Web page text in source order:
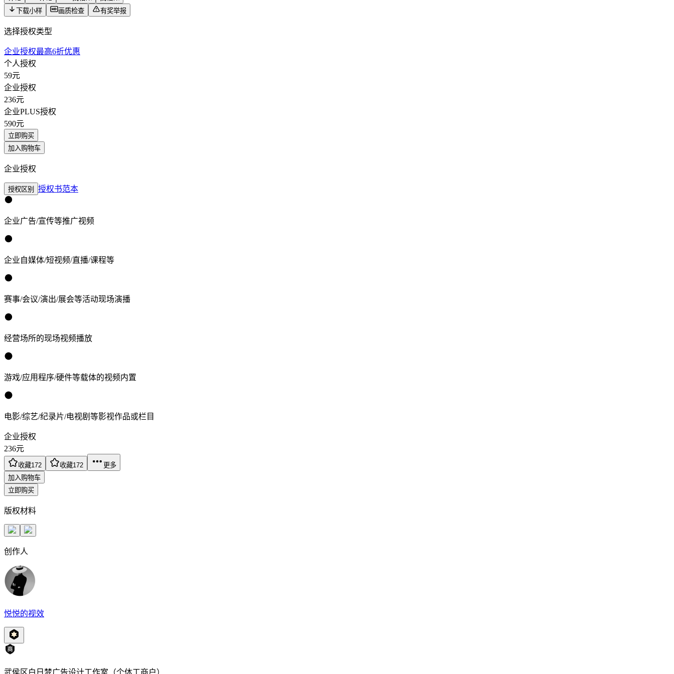
下载小样
画质检查 有奖举报
选择授权类型
企业授权最高6折优惠
个人授权
59元
企业授权
236元
企业PLUS授权
590元
立即购买
加入购物车
企业授权
授权区别 授权书范本
企业广告/宣传等推广视频
企业自媒体/短视频/直播/课程等
赛事/会议/演出/展会等活动现场演播
经营场所的现场视频播放
游戏/应用程序/硬件等载体的视频内置
电影/综艺/纪录片/电视剧等影视作品或栏目
企业授权
236元
收藏172 收藏172
更多
加入购物车
立即购买
版权材料
创作人
悦悦的视效
武侯区白日梦广告设计工作室（个体工商户）